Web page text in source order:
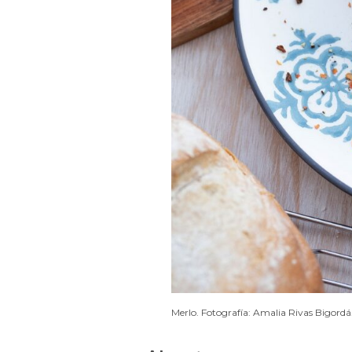
Merlo. Fotografía: Amalia Rivas